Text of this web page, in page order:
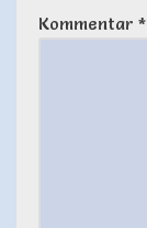
Kommentar *